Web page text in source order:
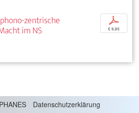
zentrische
im NS
p
€ 9,95
Datenschutzerklärung